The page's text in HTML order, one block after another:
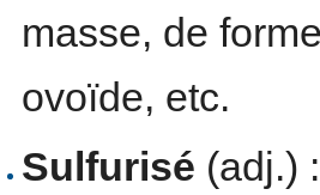
masse, de
ovoïde, etc.
Sulfurisé (adj.)